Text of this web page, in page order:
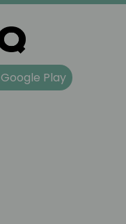
Google Play